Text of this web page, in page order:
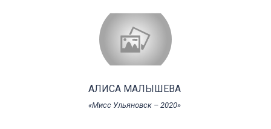
АЛИСА МАЛЫШЕВА
«Мисс Ульяновск – 2020»